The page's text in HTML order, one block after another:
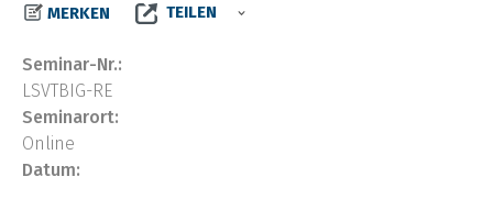
MERKEN TEILEN
Seminar-Nr.:
LSVTBIG-RE
Seminarort:
Online
Datum: